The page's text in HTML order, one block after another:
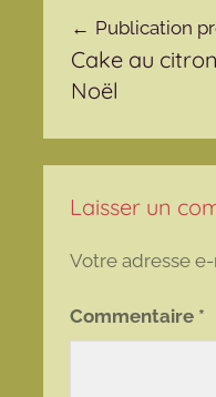
Publication
Cake au
Noël
Laisser un
Votre adresse
Commentaire *